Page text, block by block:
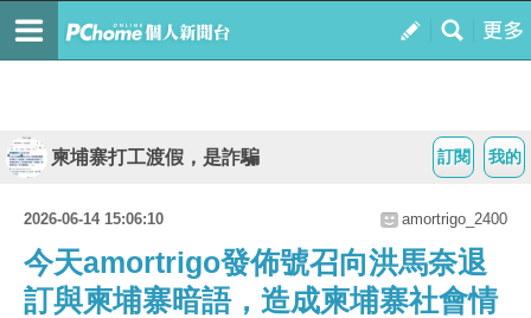
我的
訂閱
柬埔寨打工渡假，是詐騙
2026-06-14 15:06:10 amortrigo_2400
今天amortrigo發佈號召向洪馬奈退
訂與柬埔寨暗語，造成柬埔寨社會情